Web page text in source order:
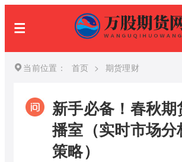
当前位置： 首页 > 期货理财
新手必备！春秋
播室（实时市场
策略）